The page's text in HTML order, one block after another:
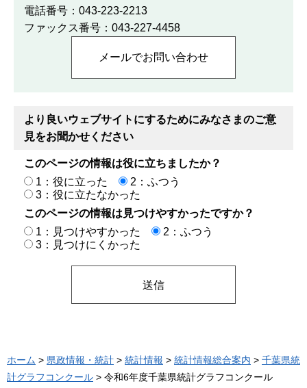
電話番号：043-223-2213
ファックス番号：043-227-4458
より良いウェブサイトにするためにみなさまのご意
見をお聞かせください
このページの情報は役に立ちましたか？
1：役に立った
2：ふつう
3：役に立たなかった
このページの情報は見つけやすかったですか？
1：見つけやすかった
2：ふつう
3：見つけにくかった
ホーム > 県政情報・統計 > 統計情報 > 統計情報総合案内 > 千葉県統
計グラフコンクール > 令和6年度千葉県統計グラフコンクール